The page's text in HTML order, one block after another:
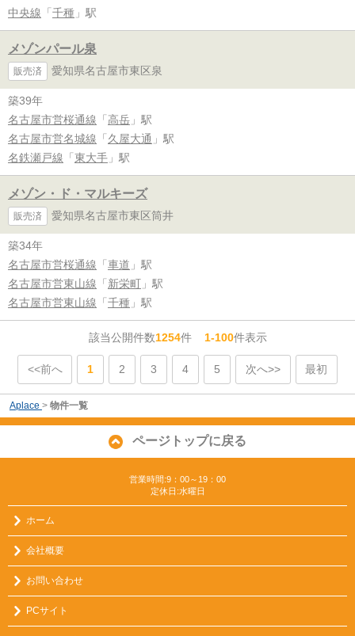
中央線 「 千種 」駅
メゾンパール泉
販売済 愛知県名古屋市東区泉
築39年
名古屋市営桜通線 「 高岳 」駅
名古屋市営名城線 「 久屋大通 」駅
名鉄瀬戸線 「 東大手 」駅
メゾン・ド・マルキーズ
販売済 愛知県名古屋市東区筒井
築34年
名古屋市営桜通線 「 車道 」駅
名古屋市営東山線 「 新栄町 」駅
名古屋市営東山線 「 千種 」駅
該当公開件数1254件1-100件表示
<<前へ 1 2 3 4 5 次へ>> 最初
Aplace > 物件一覧
ページトップに戻る
営業時間:9：00～19：00
定休日:水曜日
ホーム
会社概要
お問い合わせ
PCサイト